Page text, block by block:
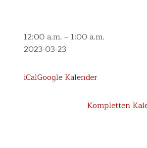
Zahngesundheitserziehung
(2.
4.
Schulstufe)
12:00 a.m. – 1:00 a.m.
2023-03-23
iCalGoogle Kalender
Kompletten